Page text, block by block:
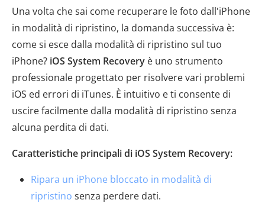
Una volta che sai come recuperare le foto dall'iPhone
in modalità di ripristino, la domanda successiva è:
come si esce dalla modalità di ripristino sul tuo
iPhone? iOS System Recovery è uno strumento
professionale progettato per risolvere vari problemi
iOS ed errori di iTunes. È intuitivo e ti consente di
uscire facilmente dalla modalità di ripristino senza
alcuna perdita di dati.
Caratteristiche principali di iOS System Recovery:
Ripara un iPhone bloccato in modalità di
ripristino senza perdere dati.